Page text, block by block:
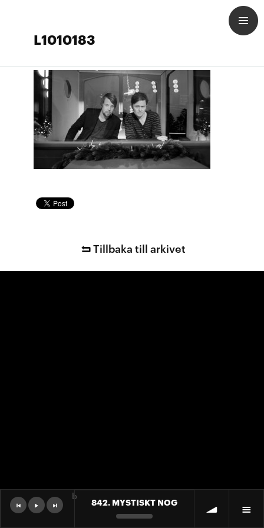
L1010183
Tillbaka till arkivet
842. MYSTISKT NOG
b